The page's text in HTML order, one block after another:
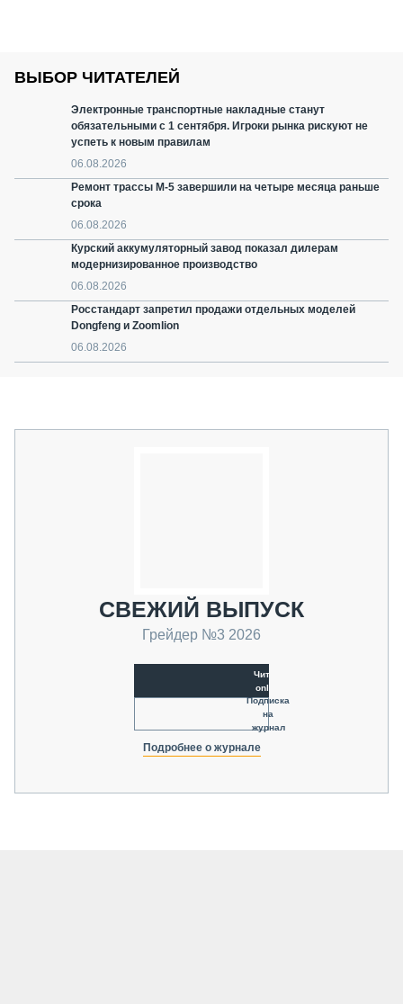
ВЫБОР ЧИТАТЕЛЕЙ
Электронные транспортные накладные станут
обязательными с 1 сентября. Игроки рынка рискуют не
успеть к новым правилам
06.08.2026
Ремонт трассы М-5 завершили на четыре месяца раньше
срока
06.08.2026
Курский аккумуляторный завод показал дилерам
модернизированное производство
06.08.2026
Росстандарт запретил продажи отдельных моделей
Dongfeng и Zoomlion
06.08.2026
СВЕЖИЙ ВЫПУСК
Грейдер №3 2026
Читать
online
Подписка
на
журнал
Подробнее о журнале